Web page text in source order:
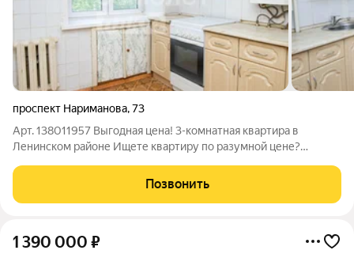
проспект Нариманова,73
Арт. 138011957 Выгодная цена! 3-комнатная квартира в
Ленинском районе Ищете квартиру по разумной цене?
купить жильё и сделать ремонт полностью под себя, не
переплачивая за чужой дизайн. О
Позвонить
1 390 000 ₽